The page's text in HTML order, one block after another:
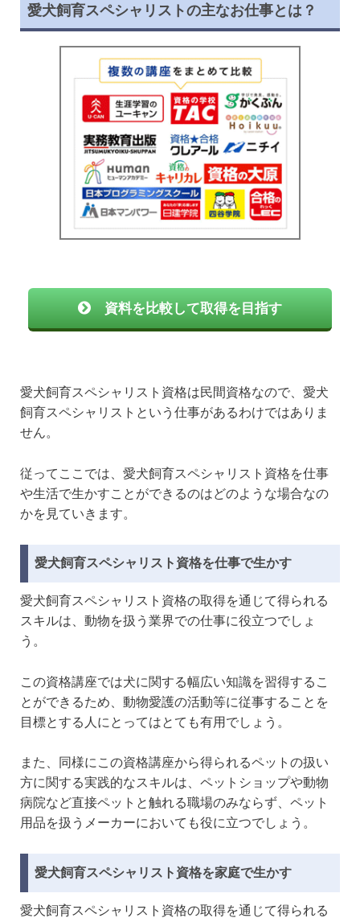
愛犬飼育スペシャリストの主なお仕事とは？
資料を比較して取得を目指す
愛犬飼育スペシャリスト資格は民間資格なので、愛犬
飼育スペシャリストという仕事があるわけではありま
せん。
従ってここでは、愛犬飼育スペシャリスト資格を仕事
や生活で生かすことができるのはどのような場合なの
かを見ていきます。
愛犬飼育スペシャリスト資格を仕事で生かす
愛犬飼育スペシャリスト資格の取得を通じて得られる
スキルは、動物を扱う業界での仕事に役立つでしょ
う。
この資格講座では犬に関する幅広い知識を習得するこ
とができるため、動物愛護の活動等に従事することを
目標とする人にとってはとても有用でしょう。
また、同様にこの資格講座から得られるペットの扱い
方に関する実践的なスキルは、ペットショップや動物
病院など直接ペットと触れる職場のみならず、ペット
用品を扱うメーカーにおいても役に立つでしょう。
愛犬飼育スペシャリスト資格を家庭で生かす
愛犬飼育スペシャリスト資格の取得を通じて得られる